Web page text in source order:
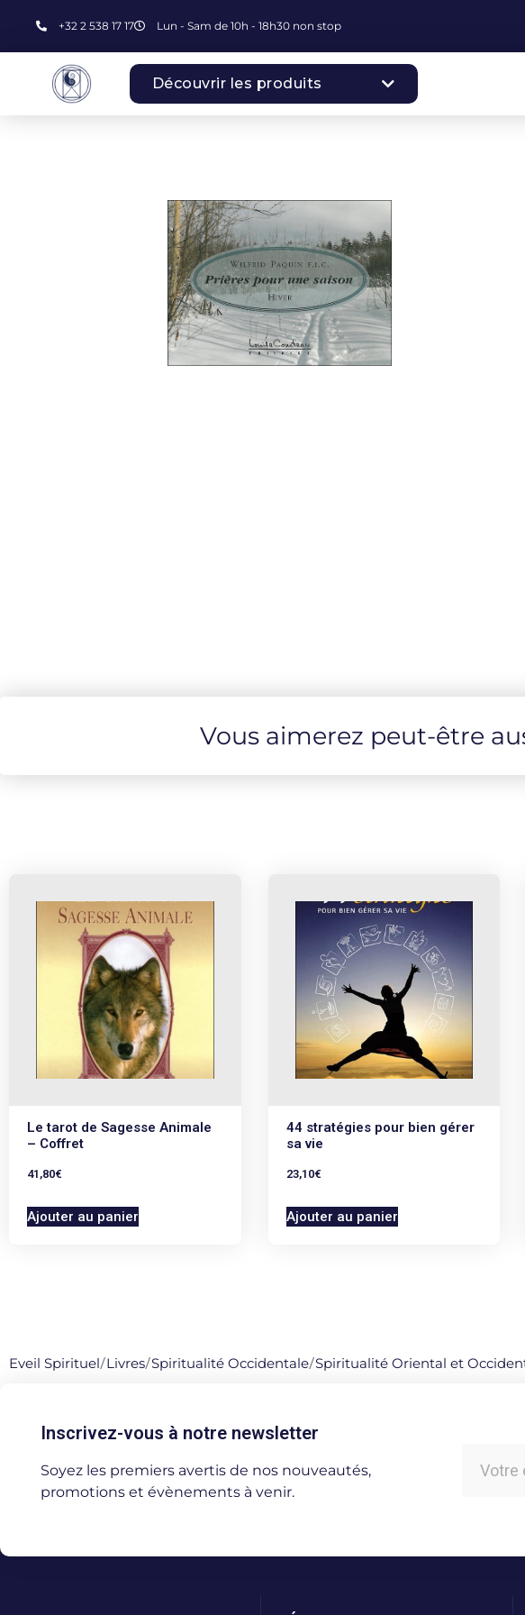
+32 2 538 17 17 Lun - Sam de 10h - 18h30 non stop
Découvrir les produits
Vous aimerez peut-être
Le tarot de Sagesse Animale
– Coffret
41,80€
Ajouter au panier
44 stratégies pour bien gérer
sa vie
23,10€
Ajouter au panier
Eveil Spirituel/Livres/Spiritualité Occidentale/Spiritualité Oriental et
Inscrivez-vous à notre newsletter
Soyez les premiers avertis de nos nouveautés,
promotions et évènements à venir.